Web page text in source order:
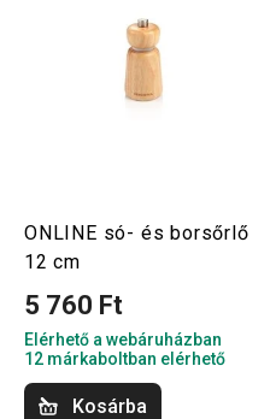
ONLINE só- és borsőrlő
12 cm
5 760 Ft
Elérhető a webáruházban
12 márkaboltban elérhető
Kosárba